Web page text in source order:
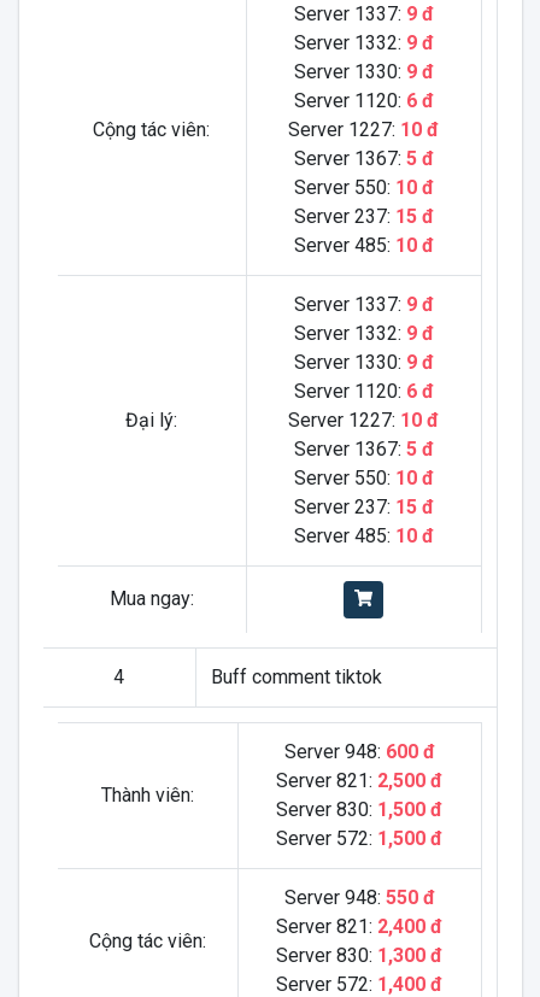
Cộng tác viên:
Server 1337: 9 đ
Server 1332: 9 đ
Server 1330: 9 đ
Server 1120: 6 đ
Server 1227: 10 đ
Server 1367: 5 đ
Server 550: 10 đ
Server 237: 15 đ
Server 485: 10 đ
Đại lý:
Server 1337: 9 đ
Server 1332: 9 đ
Server 1330: 9 đ
Server 1120: 6 đ
Server 1227: 10 đ
Server 1367: 5 đ
Server 550: 10 đ
Server 237: 15 đ
Server 485: 10 đ
Mua ngay:
4 Buff comment tiktok
Thành viên:
Server 948: 600 đ
Server 821: 2,500 đ
Server 830: 1,500 đ
Server 572: 1,500 đ
Cộng tác viên:
Server 948: 550 đ
Server 821: 2,400 đ
Server 830: 1,300 đ
Server 572: 1,400 đ